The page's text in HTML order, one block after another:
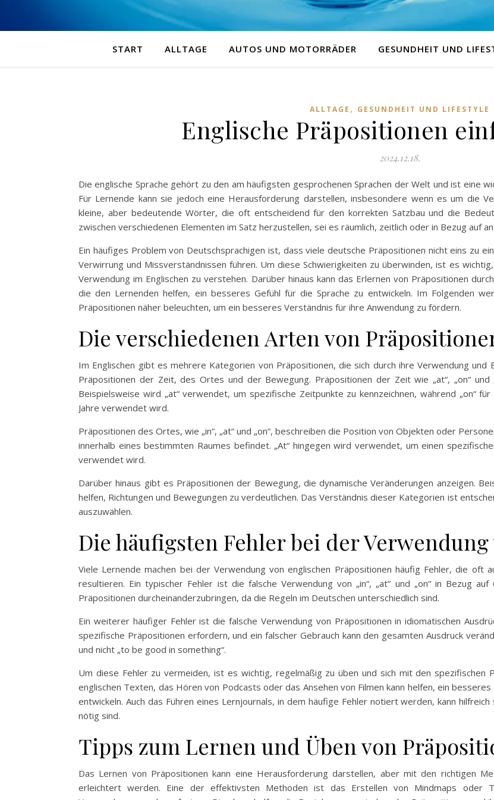
START ALLTAGE AUTOS UND MOTORRÄDER GESUNDHEIT UND
ALLTAGE , GESUNDHEIT UND LIFESTYLE
Englische Präpositionen
2024.12.18.
Die englische Sprache gehört zu den am häufigsten gesprochenen Sprachen der Welt und ist eine
Für Lernende kann sie jedoch eine Herausforderung darstellen, insbesondere wenn es um die
kleine, aber bedeutende Wörter, die oft entscheidend für den korrekten Satzbau und die
zwischen verschiedenen Elementen im Satz herzustellen, sei es räumlich, zeitlich oder in Bezug auf
Ein häufiges Problem von Deutschsprachigen ist, dass viele deutsche Präpositionen nicht eins zu
Verwirrung und Missverständnissen führen. Um diese Schwierigkeiten zu überwinden, ist es
Verwendung im Englischen zu verstehen. Darüber hinaus kann das Erlernen von Präpositionen
die den Lernenden helfen, ein besseres Gefühl für die Sprache zu entwickeln. Im Folgenden
Präpositionen näher beleuchten, um ein besseres Verständnis für ihre Anwendung zu fördern.
Die verschiedenen Arten von
Im Englischen gibt es mehrere Kategorien von Präpositionen, die sich durch ihre Verwendung
Präpositionen der Zeit, des Ortes und der Bewegung. Präpositionen der Zeit wie „at“, „on“ und
Beispielsweise wird „at“ verwendet, um spezifische Zeitpunkte zu kennzeichnen, während „on“
Jahre verwendet wird.
Präpositionen des Ortes, wie „in“, „at“ und „on“, beschreiben die Position von Objekten oder
innerhalb eines bestimmten Raumes befindet. „At“ hingegen wird verwendet, um einen
verwendet wird.
Darüber hinaus gibt es Präpositionen der Bewegung, die dynamische Veränderungen anzeigen.
helfen, Richtungen und Bewegungen zu verdeutlichen. Das Verständnis dieser Kategorien ist
auszuwählen.
Die häufigsten Fehler bei der
Viele Lernende machen bei der Verwendung von englischen Präpositionen häufig Fehler, die
resultieren. Ein typischer Fehler ist die falsche Verwendung von „in“, „at“ und „on“ in Bezug
Präpositionen durcheinanderzubringen, da die Regeln im Deutschen unterschiedlich sind.
Ein weiterer häufiger Fehler ist die falsche Verwendung von Präpositionen in idiomatischen
spezifische Präpositionen erfordern, und ein falscher Gebrauch kann den gesamten Ausdruck
und nicht „to be good in something“.
Um diese Fehler zu vermeiden, ist es wichtig, regelmäßig zu üben und sich mit den spezifischen
englischen Texten, das Hören von Podcasts oder das Ansehen von Filmen kann helfen, ein
entwickeln. Auch das Führen eines Lernjournals, in dem häufige Fehler notiert werden, kann
nötig sind.
Tipps zum Lernen und Üben von
Das Lernen von Präpositionen kann eine Herausforderung darstellen, aber mit den richtigen
erleichtert werden. Eine der effektivsten Methoden ist das Erstellen von Mindmaps oder